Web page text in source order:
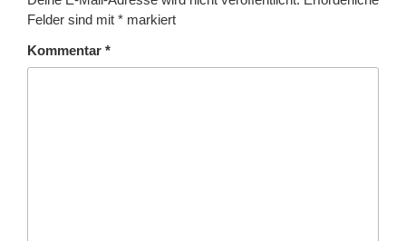
Felder sind mit * markiert
Kommentar *